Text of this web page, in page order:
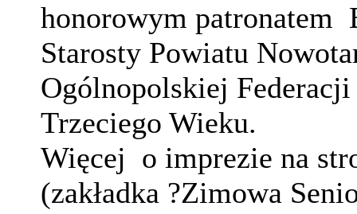
honorowym patronatem
Starosty Powiatu
Ogólnopolskiej
Trzeciego Wieku.
Więcej o imprezie na
(zakładka ?Zimowa